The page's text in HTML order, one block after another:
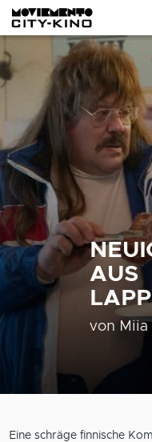
Direkt zum Inhalt
AUS
von
Eine schräge finnische